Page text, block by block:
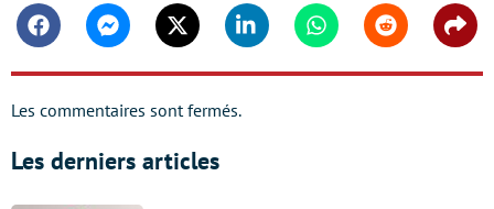
FacebookMessengerTwitter Linkedin WhatsappReddit
Les commentaires sont fermés.
Les derniers articles